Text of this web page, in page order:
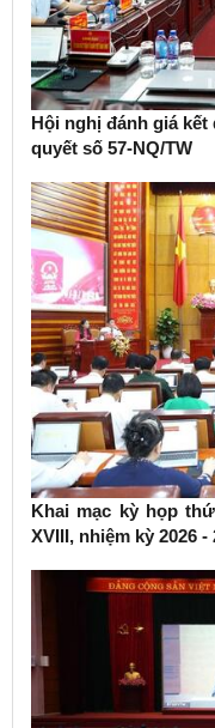
Hội nghị đánh giá
quyết số 57-NQ/TW
Khai mạc kỳ họp
XVIII, nhiệm kỳ 2026 -